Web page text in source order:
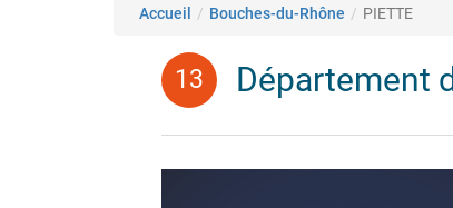
Fil d'Ariane
Accueil Bouches-du-Rhône PIETTE
Département